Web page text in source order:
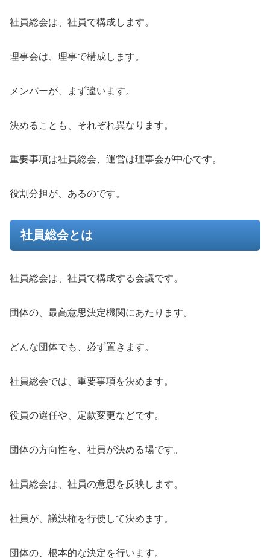
社員総会は、社員で構成します。
理事会は、理事で構成します。
メンバーが、まず違います。
決めることも、それぞれ異なります。
重要事項は社員総会、運営は理事会が中心です。
役割分担が、あるのです。
社員総会とは
社員総会は、社員で構成する会議です。
団体の、最高意思決定機関にあたります。
どんな団体でも、必ず置きます。
社員総会では、重要事項を決めます。
役員の選任や、定款変更などです。
団体の方向性を、社員が決める場です。
社員総会は、社員の意思を反映します。
社員が、議決権を行使して決めます。
団体の、根本的な決定を行います。